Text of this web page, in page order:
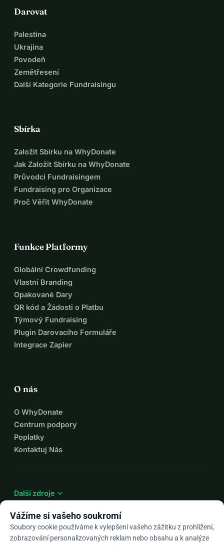
Darovat
Palestina
Ukrajina
Povodeň
Zemětřesení
Další Kategorie Fundraisingu
Sbírka
Založit Sbírku na WhyDonate
Jak Založit Sbírku na WhyDonate
Průvodci Fundraisingem
Fundraising pro Organizace
Proč Věřit WhyDonate
Funkce Platformy
Globální Crowdfunding
Vlastní Branding
Opakované Dary
QR kód a Žádosti o Platbu
Týmový Fundraising
Plugin Darovacího Formuláře
Integrace Zapier
O nás
O WhyDonate
Centrum podpory
Poplatky
Kontaktuj Nás
Další zdroje expand_more
Vážíme si vašeho soukromí
Soubory cookie používáme k vylepšení vašeho zážitku z prohlížení,
zobrazování personalizovaných reklam nebo obsahu a k analýze